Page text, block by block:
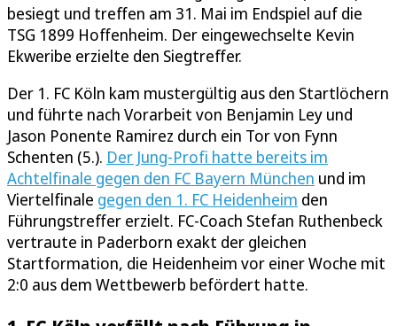
besiegt und treffen am 31. Mai im Endspiel auf die
TSG 1899 Hoffenheim. Der eingewechselte Kevin
Ekweribe erzielte den Siegtreffer.
Der 1. FC Köln kam mustergültig aus den Startlöchern
und führte nach Vorarbeit von Benjamin Ley und
Jason Ponente Ramirez durch ein Tor von Fynn
Schenten (5.). Der Jung-Profi hatte bereits im
Achtelfinale gegen den FC Bayern München und im
Viertelfinale gegen den 1. FC Heidenheim den
Führungstreffer erzielt. FC-Coach Stefan Ruthenbeck
vertraute in Paderborn exakt der gleichen
Startformation, die Heidenheim vor einer Woche mit
2:0 aus dem Wettbewerb befördert hatte.